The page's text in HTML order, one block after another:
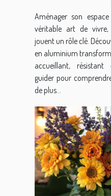
Aménager son
véritable art de
jouent un rôle clé.
en aluminium
accueillant, résistant
guider pour
de plus...